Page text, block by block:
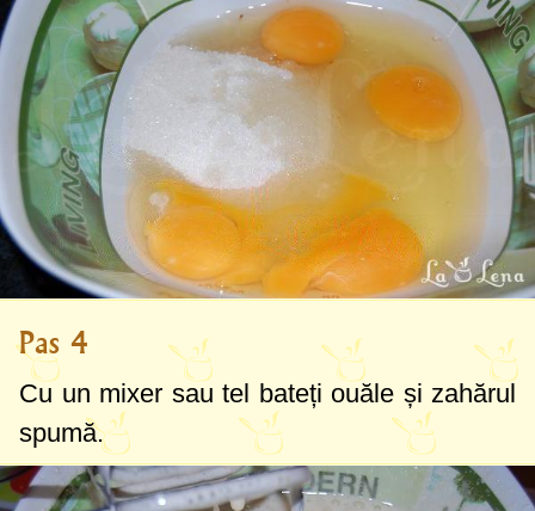
Pas 4
Cu un mixer sau tel bateți ouăle și zahărul
spumă.